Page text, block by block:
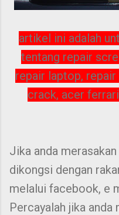
artikel ini adalah
tentang repair
repair laptop,
crack, acer
Jika anda
dikongsi dengan
melalui facebook, e
Percayalah jika